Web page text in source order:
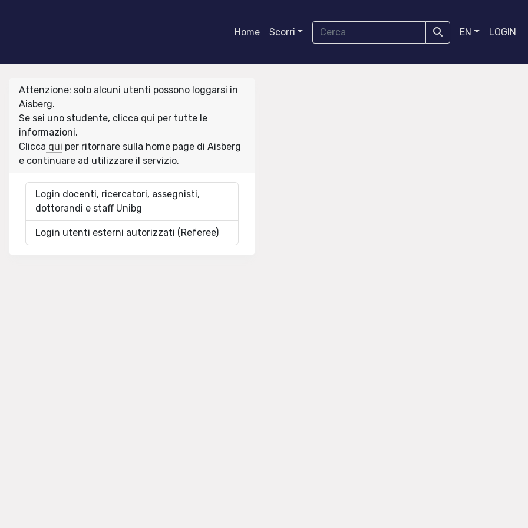
Home Scorri EN LOGIN
Attenzione: solo alcuni utenti possono loggarsi in
Aisberg.
Se sei uno studente, clicca qui per tutte le
informazioni.
Clicca qui per ritornare sulla home page di Aisberg
e continuare ad utilizzare il servizio.
Login docenti, ricercatori, assegnisti,
dottorandi e staff Unibg
Login utenti esterni autorizzati (Referee)